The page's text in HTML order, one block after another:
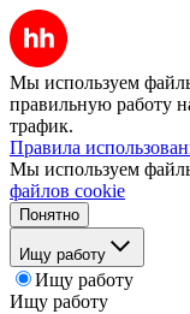
Мы используем
правильную работу
трафик.
Правила
Мы используем
файлов cookie
Понятно
Ищу работу
Ищу работу
Ищу работу